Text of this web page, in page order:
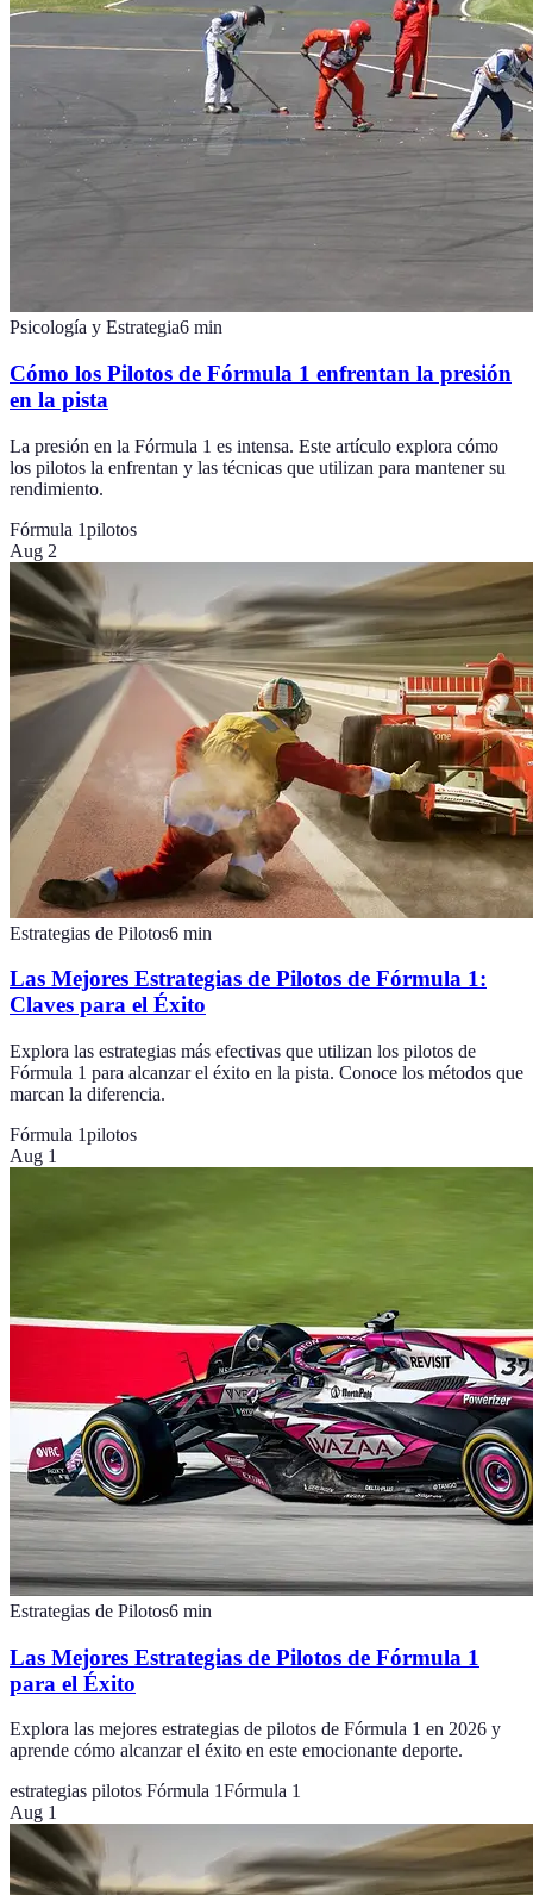
Psicología y Estrategia6 min
Cómo los Pilotos de Fórmula 1 enfrentan la presión
en la pista
La presión en la Fórmula 1 es intensa. Este artículo explora cómo
los pilotos la enfrentan y las técnicas que utilizan para mantener su
rendimiento.
Fórmula 1pilotos
Aug 2
Estrategias de Pilotos6 min
Las Mejores Estrategias de Pilotos de Fórmula 1:
Claves para el Éxito
Explora las estrategias más efectivas que utilizan los pilotos de
Fórmula 1 para alcanzar el éxito en la pista. Conoce los métodos que
marcan la diferencia.
Fórmula 1pilotos
Aug 1
Estrategias de Pilotos6 min
Las Mejores Estrategias de Pilotos de Fórmula 1
para el Éxito
Explora las mejores estrategias de pilotos de Fórmula 1 en 2026 y
aprende cómo alcanzar el éxito en este emocionante deporte.
estrategias pilotos Fórmula 1Fórmula 1
Aug 1